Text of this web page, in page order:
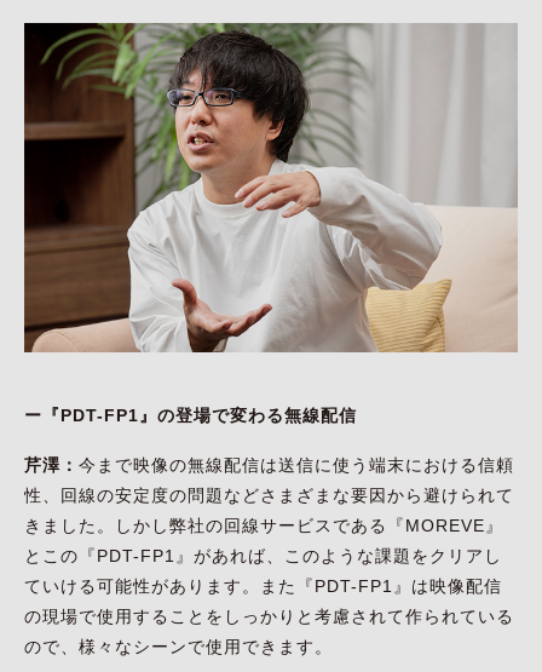
ー『PDT-FP1』の登場で変わる無線配信
芹澤： 今まで映像の無線配信は送信に使う端末における信頼
性、回線の安定度の問題などさまざまな要因から避けられて
きました。しかし弊社の回線サービスである『MOREVE』
とこの『PDT-FP1』があれば、このような課題をクリアし
ていける可能性があります。また『PDT-FP1』は映像配信
の現場で使用することをしっかりと考慮されて作られている
ので、様々なシーンで使用できます。